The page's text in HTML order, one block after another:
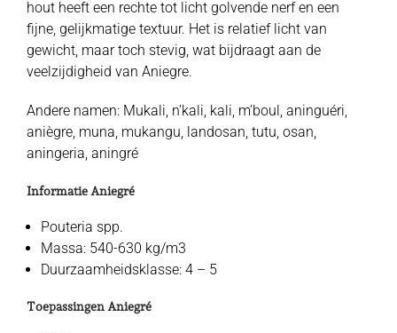
hout heeft een rechte tot licht golvende nerf en een
fijne, gelijkmatige textuur. Het is relatief licht van
gewicht, maar toch stevig, wat bijdraagt aan de
veelzijdigheid van Aniegre.
Andere namen: Mukali, n’kali, kali, m’boul, aninguéri,
aniègre, muna, mukangu, landosan, tutu, osan,
aningeria, aningré
Informatie Aniegré
Pouteria spp.
Massa: 540-630 kg/m3
Duurzaamheidsklasse: 4 – 5
Toepassingen Aniegré